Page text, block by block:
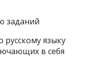
заданий
русскому языку
в себя